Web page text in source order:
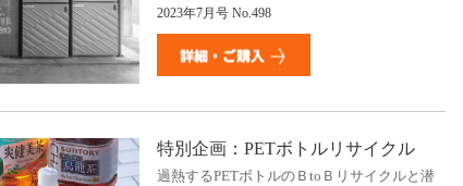
2023年7月号No.498
特別企画： PETボトルリサイクル
過熱するPETボトルのＢ to Ｂリサイクルと潜